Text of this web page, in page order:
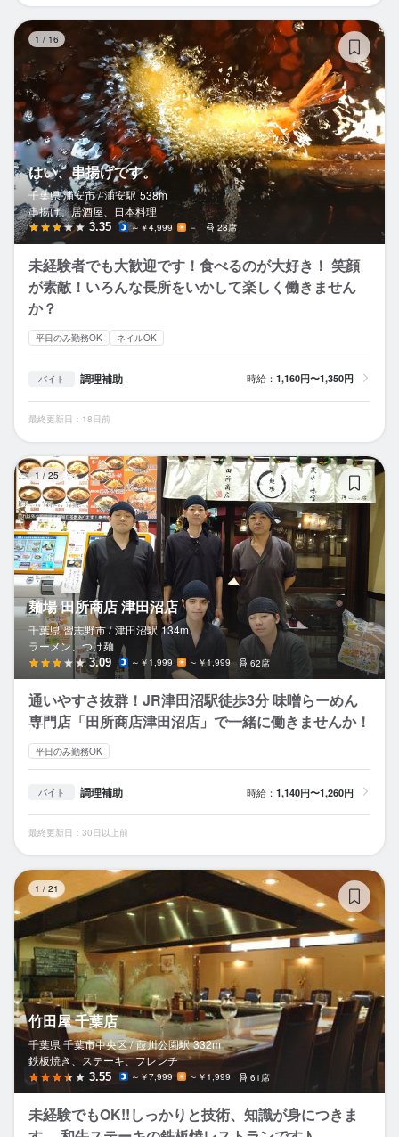
1 / 16
はい、串揚げです。
千葉県 浦安市 / 浦安駅 538m
串揚げ、居酒屋、日本料理
3.35 ～￥4,999 － 28席
未経験者でも大歓迎です！食べるのが大好き！ 笑顔
が素敵！いろんな長所をいかして楽しく働きません
か？
平日のみ勤務OK ネイルOK
バイト 調理補助 時給： 1,160円〜1,350円
最終更新日：18日前
1 / 25
麺場 田所商店 津田沼店
千葉県 習志野市 / 津田沼駅 134m
ラーメン、つけ麺
3.09 ～￥1,999 ～￥1,999 62席
通いやすさ抜群！JR津田沼駅徒歩3分 味噌らーめん
専門店「田所商店津田沼店」で一緒に働きませんか！
平日のみ勤務OK
バイト 調理補助 時給： 1,140円〜1,260円
最終更新日：30日以上前
1 / 21
竹田屋 千葉店
千葉県 千葉市中央区 / 葭川公園駅 332m
鉄板焼き、ステーキ、フレンチ
3.55 ～￥7,999 ～￥1,999 61席
未経験でもOK!!しっかりと技術、知識が身につきま